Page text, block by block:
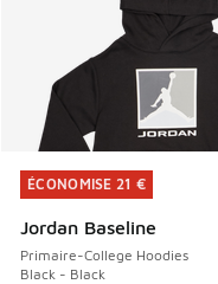
ÉCONOMISE 21 €
Jordan Baseline
Primaire-College Hoodies
Black - Black
ÉCONOMISE 21 €